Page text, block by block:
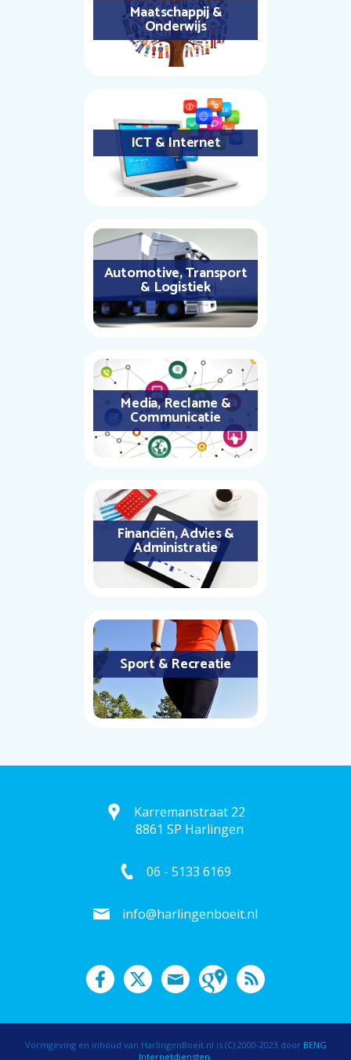
Maatschappij &
Onderwijs
ICT & Internet
Automotive, Transport
& Logistiek
Media, Reclame &
Communicatie
Financiën, Advies &
Administratie
Sport & Recreatie
Karremanstraat 22
8861 SP Harlingen
06 - 5133 6169
info@harlingenboeit.nl
Vormgeving en inhoud van HarlingenBoeit.nl is (C) 2000-2023 door BENG
Internetdiensten.